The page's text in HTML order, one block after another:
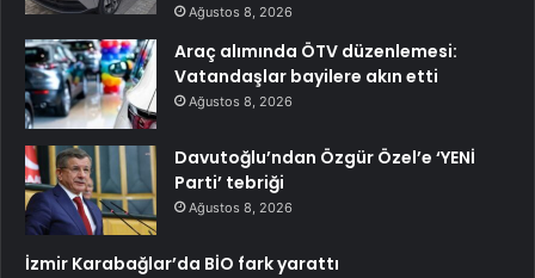
Ağustos 8, 2026
Araç alımında ÖTV düzenlemesi:
Vatandaşlar bayilere akın etti
Ağustos 8, 2026
Davutoğlu’ndan Özgür Özel’e ‘YENİ
Parti’ tebriği
Ağustos 8, 2026
İzmir Karabağlar’da BİO fark yarattı